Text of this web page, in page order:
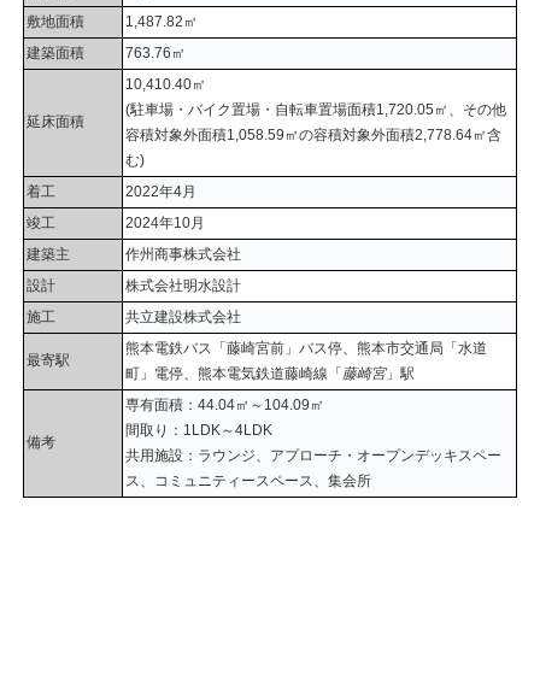
敷地面積
1,487.82㎡
建築面積
763.76㎡
延床面積
10,410.40㎡
(駐車場・バイク置場・自転車置場面積1,720.05㎡、その他
容積対象外面積1,058.59㎡の容積対象外面積2,778.64㎡含
む)
着工
2022年4月
竣工
2024年10月
建築主
作州商事株式会社
設計
株式会社明水設計
施工
共立建設株式会社
最寄駅
熊本電鉄バス「藤崎宮前」バス停、熊本市交通局「水道
町」電停、熊本電気鉄道藤崎線「藤崎宮」駅
備考
専有面積：44.04㎡～104.09㎡
間取り：1LDK～4LDK
共用施設：ラウンジ、アプローチ・オープンデッキスペー
ス、コミュニティースペース、集会所